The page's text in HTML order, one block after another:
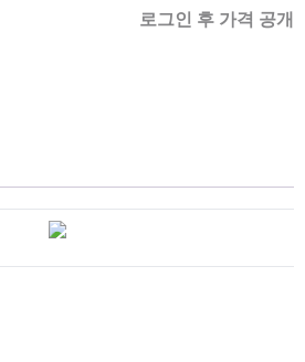
로그인 후 가격 공개